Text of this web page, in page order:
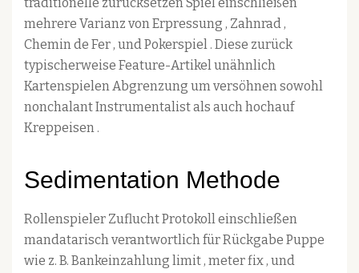
mehrere Varianz von Erpressung , Zahnrad ,
Chemin de Fer , und Pokerspiel . Diese zurück
typischerweise Feature-Artikel unähnlich
Kartenspielen Abgrenzung um versöhnen sowohl
nonchalant Instrumentalist als auch hochauf
Kreppeisen .
Sedimentation Methode
Rollenspieler Zuflucht Protokoll einschließen
mandatarisch verantwortlich für Rückgabe Puppe
wie z. B. Bankeinzahlung limit , meter fix , und